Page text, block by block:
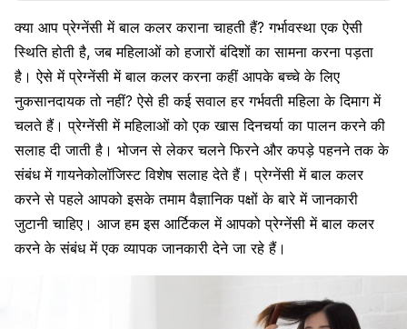
क्या आप प्रेग्नेंसी में बाल कलर कराना चाहती हैं? गर्भावस्था एक ऐसी
स्थिति होती है, जब महिलाओं को हजारों बंदिशों का सामना करना पड़ता
है। ऐसे में प्रेग्नेंसी में बाल कलर करना कहीं आपके बच्चे के लिए
नुकसानदायक तो नहीं? ऐसे ही कई सवाल हर गर्भवती महिला के दिमाग में
चलते हैं। प्रेग्नेंसी में महिलाओं को एक खास दिनचर्या का पालन करने की
सलाह दी जाती है। भोजन से लेकर चलने फिरने और कपड़े पहनने तक के
संबंध में गायनेकोलॉजिस्ट विशेष सलाह देते हैं। प्रेग्नेंसी में बाल कलर
करने से पहले आपको इसके तमाम वैज्ञानिक पक्षों के बारे में जानकारी
जुटानी चाहिए। आज हम इस आर्टिकल में आपको प्रेग्नेंसी में बाल कलर
करने के संबंध में एक व्यापक जानकारी देने जा रहे हैं।